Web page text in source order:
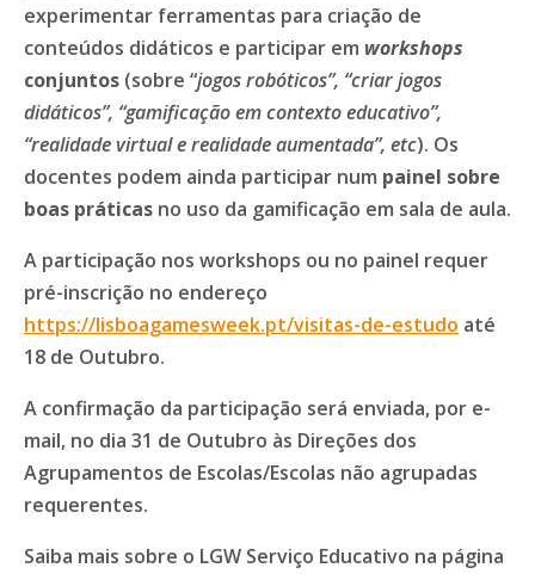
experimentar ferramentas para criação de
conteúdos didáticos e participar em workshops
conjuntos (sobre “jogos robóticos”, “criar jogos
didáticos”, “gamificação em contexto educativo”,
“realidade virtual e realidade aumentada”, etc). Os
docentes podem ainda participar num painel sobre
boas práticas no uso da gamificação em sala de aula.
A participação nos workshops ou no painel requer
pré-inscrição no endereço
https://lisboagamesweek.pt/visitas-de-estudo até
18 de Outubro.
A confirmação da participação será enviada, por e-
mail, no dia 31 de Outubro às Direções dos
Agrupamentos de Escolas/Escolas não agrupadas
requerentes.
Saiba mais sobre o LGW Serviço Educativo na página